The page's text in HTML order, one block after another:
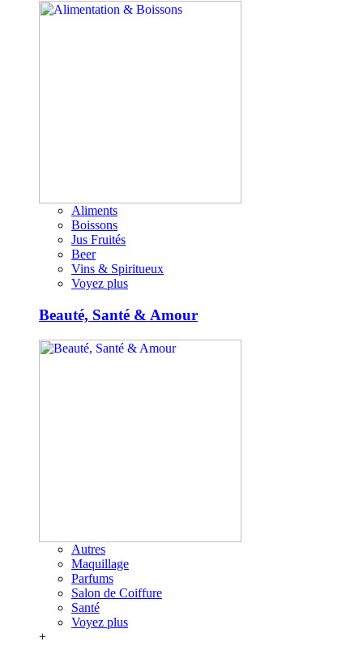
Aliments
Boissons
Jus Fruités
Beer
Vins & Spiritueux
Voyez plus
Beauté, Santé & Amour
Autres
Maquillage
Parfums
Salon de Coiffure
Santé
Voyez plus
+